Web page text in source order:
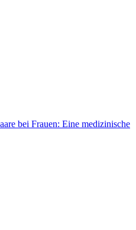
bei Frauen: Eine medizinische